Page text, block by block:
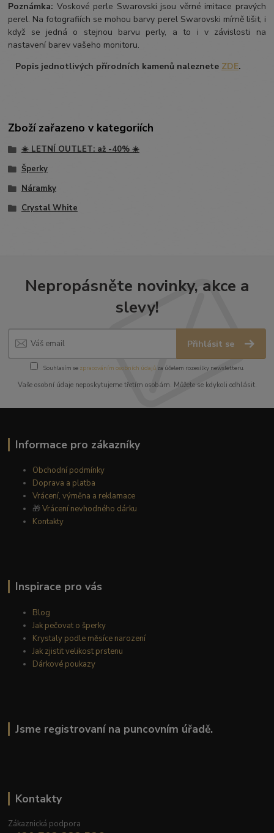
Poznámka: Voskové perle Swarovski jsou věrné imitace pravých
perel. Na fotografiích se mohou barvy perel Swarovski mírně lišit, i
když se jedná o stejnou barvu perly, a to i v závislosti na
nastavení barev vašeho monitoru.
Popis jednotlivých přírodních kamenů naleznete ZDE.
Zboží zařazeno v kategoriích
☀️ LETNÍ OUTLET: až -40% ☀️
Šperky
Náramky
Crystal White
Nepropásněte novinky, akce a
slevy!
Přihlásit se
Souhlasím se zpracováním osobních údajůza účelem rozesílky newsletteru.
Vaše osobní údaje neposkytujeme třetím osobám. Můžete se kdykoli odhlásit.
Informace pro zákazníky
Obchodní podmínky
Doprava a platba
Vrácení, výměna a reklamace
🎁Vrácení nevhodného dárku
Kontakty
Inspirace pro vás
Blog
Jak pečovat o šperky
Krystaly podle měsíce narození
Jak zjistit velikost prstenu
Dárkové poukazy
Jsme registrovaní na puncovním úřadě.
Kontakty
Zákaznická podpora